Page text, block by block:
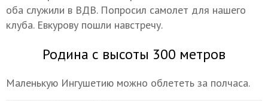
оба служили в ВДВ. Попросил самолет для нашего
клуба. Евкурову пошли навстречу.
Родина с высоты 300 метров
Маленькую Ингушетию можно облететь за полчаса.